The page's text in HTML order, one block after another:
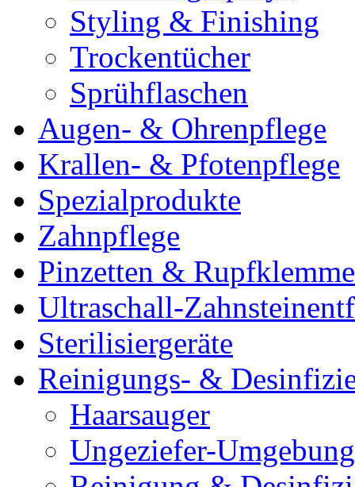
Styling & Finishing
Trockentücher
Sprühflaschen
Augen- & Ohrenpflege
Krallen- & Pfotenpflege
Spezialprodukte
Zahnpflege
Pinzetten &
Ultraschall-
Sterilisiergeräte
Reinigungs- &
Haarsauger
Ungeziefer-